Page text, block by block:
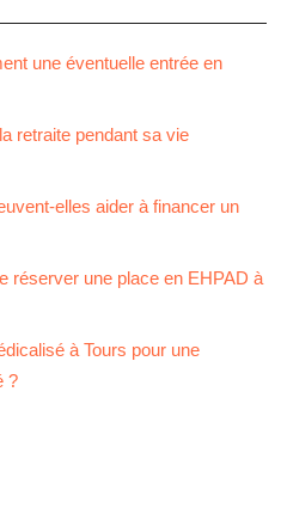
une éventuelle entrée en
retraite pendant sa vie
elles aider à financer un
réserver une place en EHPAD à
à Tours pour une
?